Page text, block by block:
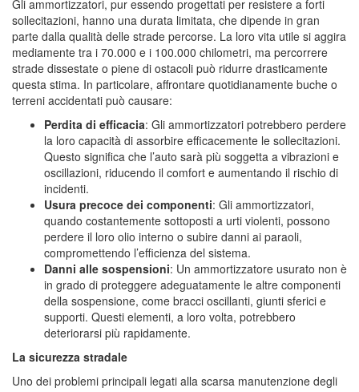
Gli ammortizzatori, pur essendo progettati per resistere a forti
sollecitazioni, hanno una durata limitata, che dipende in gran
parte dalla qualità delle strade percorse. La loro vita utile si aggira
mediamente tra i 70.000 e i 100.000 chilometri, ma percorrere
strade dissestate o piene di ostacoli può ridurre drasticamente
questa stima. In particolare, affrontare quotidianamente buche o
terreni accidentati può causare:
Perdita di efficacia: Gli ammortizzatori potrebbero perdere
la loro capacità di assorbire efficacemente le sollecitazioni.
Questo significa che l’auto sarà più soggetta a vibrazioni e
oscillazioni, riducendo il comfort e aumentando il rischio di
incidenti.
Usura precoce dei componenti: Gli ammortizzatori,
quando costantemente sottoposti a urti violenti, possono
perdere il loro olio interno o subire danni ai paraoli,
compromettendo l’efficienza del sistema.
Danni alle sospensioni: Un ammortizzatore usurato non è
in grado di proteggere adeguatamente le altre componenti
della sospensione, come bracci oscillanti, giunti sferici e
supporti. Questi elementi, a loro volta, potrebbero
deteriorarsi più rapidamente.
La sicurezza stradale
Uno dei problemi principali legati alla scarsa manutenzione degli